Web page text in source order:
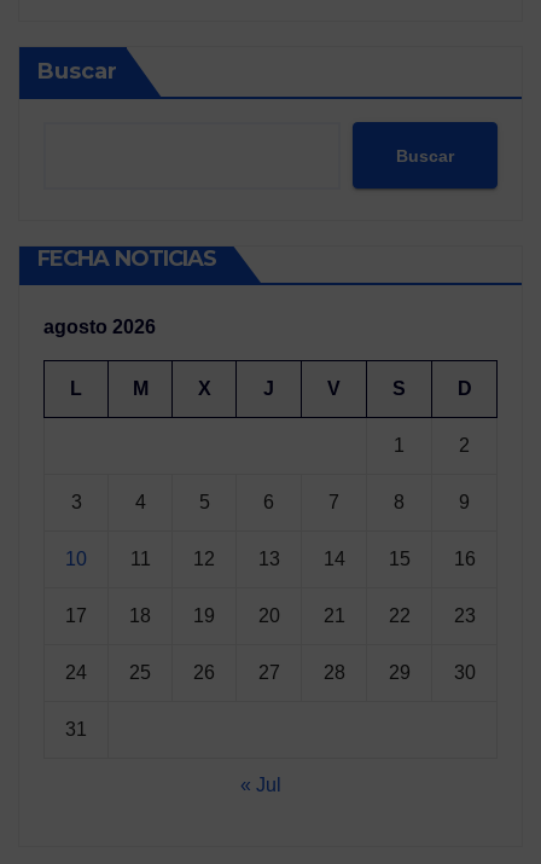
Buscar
Buscar
FECHA NOTICIAS
agosto 2026
L M X J V S D
1 2
3 4 5 6 7 8 9
10 11 12 13 14 15 16
17 18 19 20 21 22 23
24 25 26 27 28 29 30
31
« Jul